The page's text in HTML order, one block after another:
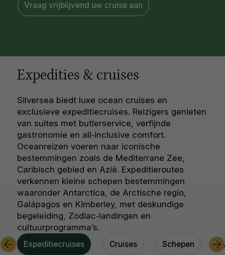
Vraag vrijblijvend uw cruise aan
Expedities & cruises
Silversea biedt luxe ocean cruises en
exclusieve expeditiecruises. Reizigers genieten
van suites met butlerservice, verfijnde
gastronomie en all‑inclusive comfort.
Oceanreizen voeren naar iconische
bestemmingen zoals de Mediterrane Zee,
Caribisch gebied en Azië. Expeditieroutes
verkennen kleine schepen bestemmingen
waaronder Antarctica, de Arctische regio,
Galápagos en Kimberley, met deskundige
begeleiding, Zodiac‑landingen en
cultuurprogramma’s.
Expeditiecruises Cruises Schepen